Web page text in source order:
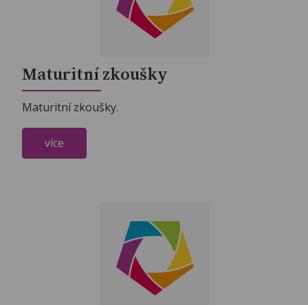
Maturitní zkoušky
Maturitní zkoušky.
více